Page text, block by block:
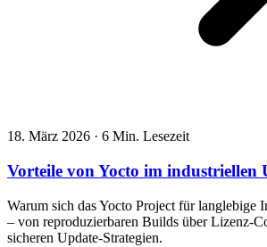
18. März 2026 · 6 Min. Lesezeit
Vorteile von Yocto im industriellen
Warum sich das Yocto Project für langlebige
– von reproduzierbaren Builds über Lizenz-
sicheren Update-Strategien.